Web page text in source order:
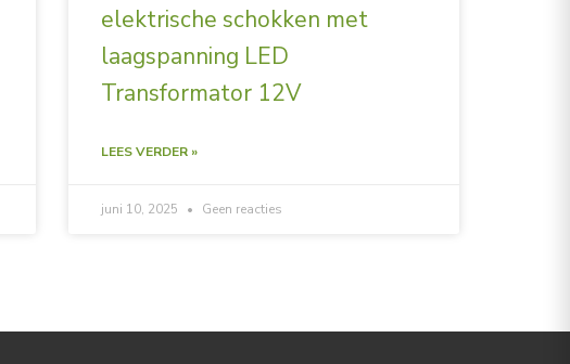
elektrische schokken met
laagspanning LED
Transformator 12V
LEES VERDER »
juni 10, 2025 Geen reacties